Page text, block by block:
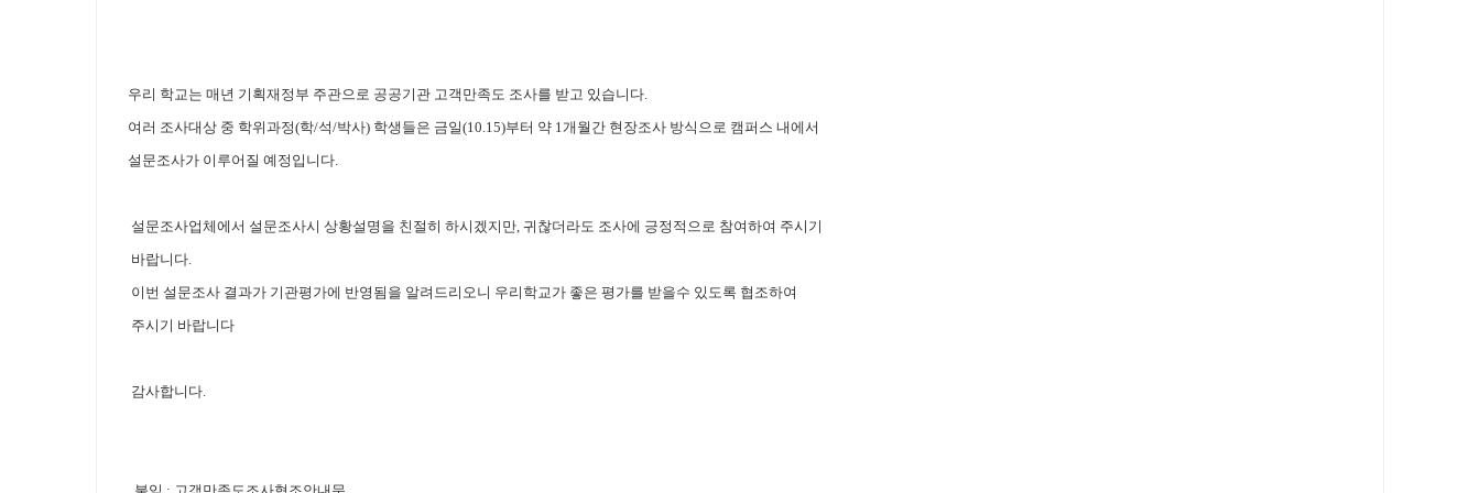
우리 학교는 매년 기획재정부 주관으로 공공기관 고객만족도 조사를 받고 있습니다.
여러 조사대상 중 학위과정(학/석/박사) 학생들은 금일(10.15)부터 약 1개월간 현장조사 방식으로 캠퍼스 내에서
설문조사가 이루어질 예정입니다.
설문조사업체에서 설문조사시 상황설명을 친절히 하시겠지만, 귀찮더라도 조사에 긍정적으로 참여하여 주시기
바랍니다.
이번 설문조사 결과가 기관평가에 반영됨을 알려드리오니 우리학교가 좋은 평가를 받을수 있도록 협조하여
주시기 바랍니다
감사합니다.